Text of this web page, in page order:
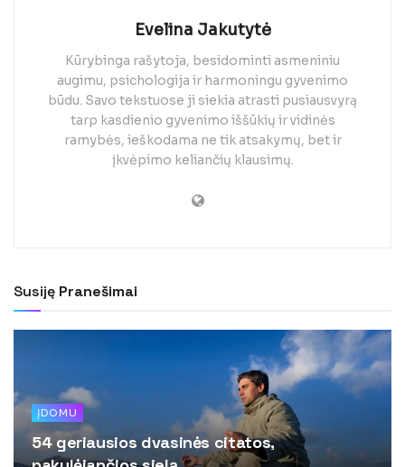
Evelina Jakutytė
Kūrybinga rašytoja, besidominti asmeniniu
augimu, psichologija ir harmoningu gyvenimo
būdu. Savo tekstuose ji siekia atrasti pusiausvyrą
tarp kasdienio gyvenimo iššūkių ir vidinės
ramybės, ieškodama ne tik atsakymų, bet ir
įkvėpimo keliančių klausimų.
Susiję Pranešimai
ĮDOMU
54 geriausios dvasinės citatos,